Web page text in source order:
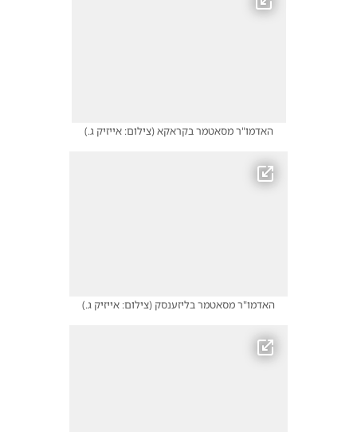
האדמו"ר מסאטמר בקראקא(צילום: אייזיק ג.)
האדמו"ר מסאטמר בליזענסק (צילום: אייזיק ג.)